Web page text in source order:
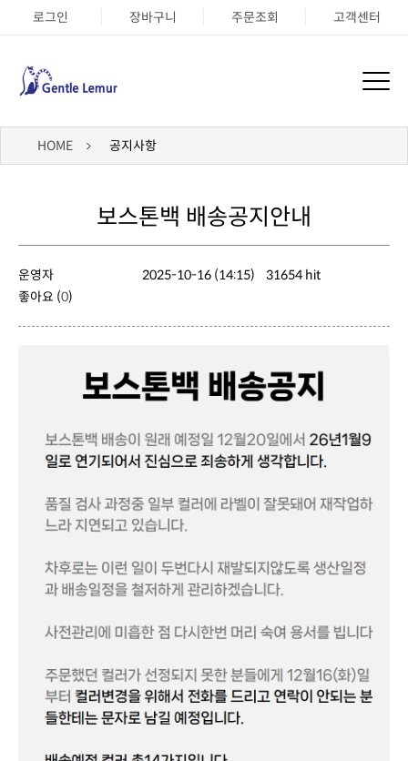
로그인 장바구니 주문조회 고객센터
HOME 공지사항
보스톤백 배송공지안내
운영자 2025-10-16 (14:15)
31654 hit
좋아요 (0)